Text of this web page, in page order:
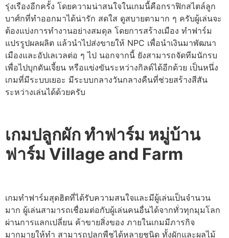
รุ่งเรืองอีกครั้ง โดยความน่าสนใจในเกมนี้คือกราฟิกสไตล์ลูก
บาศ์กที่ทำออกมาได้น่ารัก สดใส ดูสบายตามาก ๆ ครับผู้เล่นจะ
ต้องแบ่งการทำงานอย่างสมดุล โดยการสร้างเมือง ทำฟาร์ม
แปรรูปผลผลิต แล้วนำไปส่งขายให้ NPC เพื่อนำเงินมาพัฒนา
เมืองและอัปเลเวลต่อ ๆ ไป นอกจากนี้ ยังสามารถจัดทีมนักรบ
เพื่อไปบุกดันเจี้ยน หรือแข่งขันระหว่างกิลด์ได้อีกด้วย เป็นหนึ่ง
เกมที่มีระบบเยอะ มีระบบกลางวันกลางคืนที่ช่วยสร้างสีสัน
ระหว่างเล่นได้ด้วยครับ
เกมปลูกผัก ทําฟาร์ม หมู่บ้าน
ฟาร์ม Village and Farm
เกมทำฟาร์มสุดฮิตที่ได้รับความสนใจและมีผู้เล่นเป็นจำนวน
มาก ผู้เล่นสามารถเชื่อมต่อกับผู้เล่นคนอื่นได้จากทั่วทุกมุมโลก
ผ่านการแลกเปลี่ยน ค้าขายสิ่งของ ภายในเกมมีภารกิจ
มากมายให้ทำ สามารถปลูกพืชได้หลายชนิด ทั้งผักและผลไม้